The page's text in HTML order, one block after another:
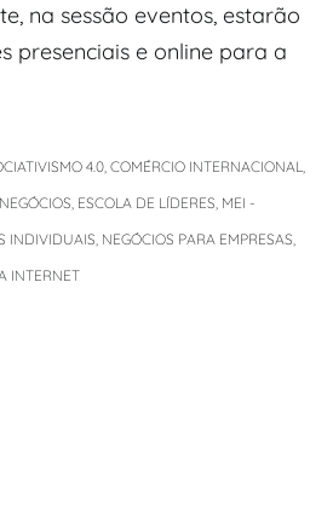
na sessão eventos, estarão
presenciais e online para a
4.0 COMÉRCIO INTERNACIONAL
ESCOLA DE LÍDERES MEI -
INDIVIDUAIS NEGÓCIOS PARA EMPRESAS
INTERNET